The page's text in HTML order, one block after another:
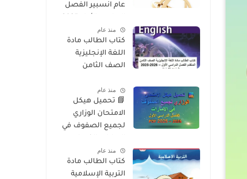
عام انسبير الفصل
2026منذ عام
كتاب الطالب مادة
اللغة الإنجليزية
الصف الثامن
2026 – المنهج
الإماراتي
منذ عام
📘 تحميل هيكل
الامتحان الوزاري
لجميع الصفوف في
2026 PDF
منذ عام
كتاب الطالب مادة
التربية الإسلامية